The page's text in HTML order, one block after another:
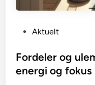
s
t
Aktuelt
Fordeler og
energi og fokus